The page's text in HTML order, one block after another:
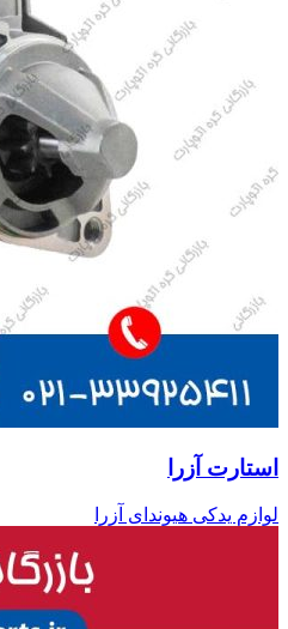
استارت آزرا
لوازم یدکی هیوندای آزرا